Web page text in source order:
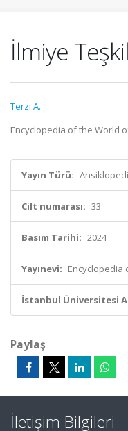
İlmiye
Terzi A.
Encyclopedia of the World
Yayın Türü:
Cilt numarası: 33
Basım Tarihi: 2024
Yayınevi: Encyclopedia
İstanbul Üniversitesi
Paylaş
İletişim Bilgileri